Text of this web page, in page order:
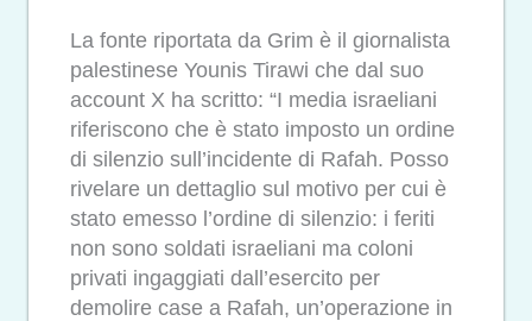
La fonte riportata da Grim è il giornalista
palestinese Younis Tirawi che dal suo
account X ha scritto: “I media israeliani
riferiscono che è stato imposto un ordine
di silenzio sull’incidente di Rafah. Posso
rivelare un dettaglio sul motivo per cui è
stato emesso l’ordine di silenzio: i feriti
non sono soldati israeliani ma coloni
privati ​​ingaggiati dall’esercito per
demolire case a Rafah, un’operazione in